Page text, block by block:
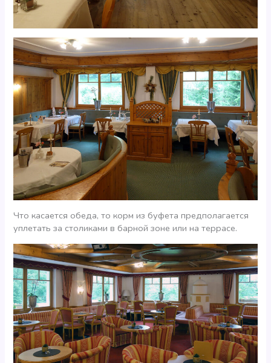
Что касается обеда, то корм из буфета предполагается
уплетать за столиками в барной зоне или на террасе.